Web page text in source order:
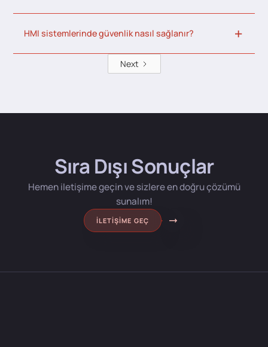
HMI sistemlerinde güvenlik nasıl sağlanır?
Next
Sıra Dışı Sonuçlar
Hemen iletişime geçin ve sizlere en doğru çözümü
sunalım!
İLETIŞIME GEÇ